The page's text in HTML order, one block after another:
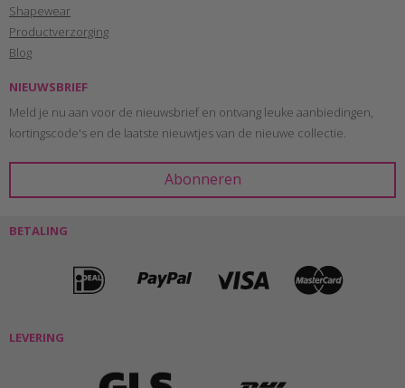
Shapewear
Productverzorging
Blog
NIEUWSBRIEF
Meld je nu aan voor de nieuwsbrief en ontvang leuke aanbiedingen,
kortingscode's en de laatste nieuwtjes van de nieuwe collectie.
BETALING
LEVERING